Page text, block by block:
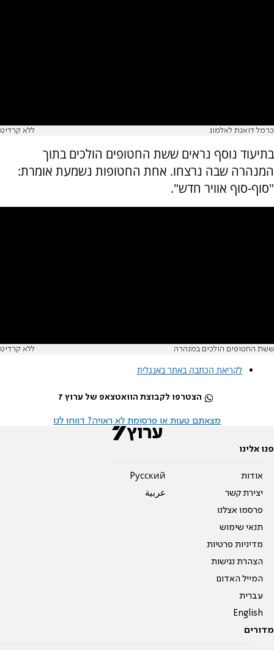
כרמל דואגת לאלמוג ללא קרדיט
בתיעוד נוסף נראים ששת החטופים הולכים בתוך
המנהרה שבה נרצחו. אחת החטופות נשמעת אומרת:
"סוף-סוף אוויר חדש".
ששת החטופים הולכים במנהרה ללא קרדיט
לקריאת הכתבה באתר באנגלית
הצטרפו לקבוצת הוואטצאפ של ערוץ 7
מצאתם טעות או פרסומת לא ראויה? דווחו לנו
פנו אלינו
אודות
יצירת קשר
פרסמו אצלנו
תנאי שימוש
מדיניות פרטיות
הצהרת נגישות
המייל האדום
עברית
English
Pусский
عربية
מדורים